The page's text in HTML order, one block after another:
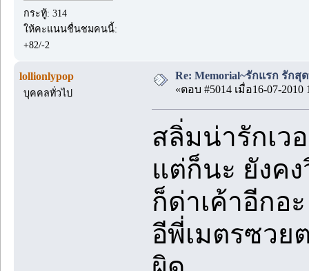
กระทู้: 314
ให้คะแนนชื่นชมคนนี้:
+82/-2
lollionlypop
บุคคลทั่วไป
Re: Memorial~รักแรก รักสุ
«ตอบ #5014 เมื่อ16-07-2010
สลิ่มน่ารักเ
แต่ก็นะ ยังค
ก็ด่าเค้าอีกอะ
อีพี่เมตรซวย